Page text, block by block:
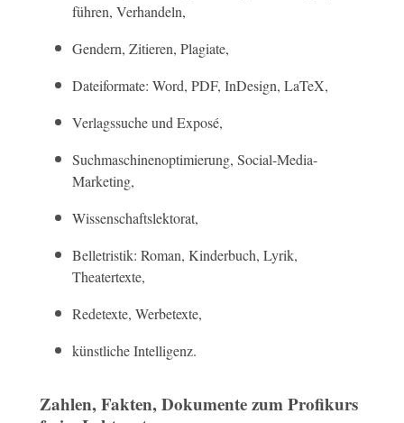
führen, Verhandeln,
Gendern, Zitieren, Plagiate,
Dateiformate: Word, PDF, InDesign, LaTeX,
Verlagssuche und Exposé,
Suchmaschinenoptimierung, Social-Media-
Marketing,
Wissenschaftslektorat,
Belletristik: Roman, Kinderbuch, Lyrik,
Theatertexte,
Redetexte, Werbetexte,
künstliche Intelligenz.
Zahlen, Fakten, Dokumente zum Profikurs